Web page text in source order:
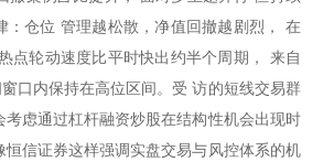
仓位 管理越松散，净值回撤越剧烈， 在
点轮动速度比平时快出约半个周期， 来自
口内保持在高位区间。受 访的短线交易群
虑通过杠杆融资炒股在结构性机会出现时
信证券这样强调实盘交易与风控体系的机